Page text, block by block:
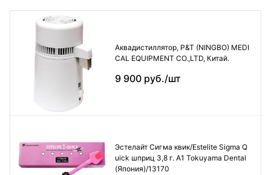
Аквадистиллятор, P&T (NINGBO) MEDI
CAL EQUIPMENT CO.,LTD, Китай.
9 900 руб./шт
Эстелайт Сигма квик/Estelite Sigma Q
uick шприц 3,8 г. А1 Tokuyama Dental
(Япония)/13170